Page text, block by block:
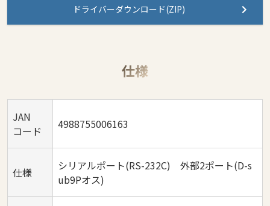
ドライバーダウンロード(ZIP)
仕様
JAN
コード
4988755006163
仕様
シリアルポート(RS-232C) 外部2ポート(D-s
ub9Pオス)